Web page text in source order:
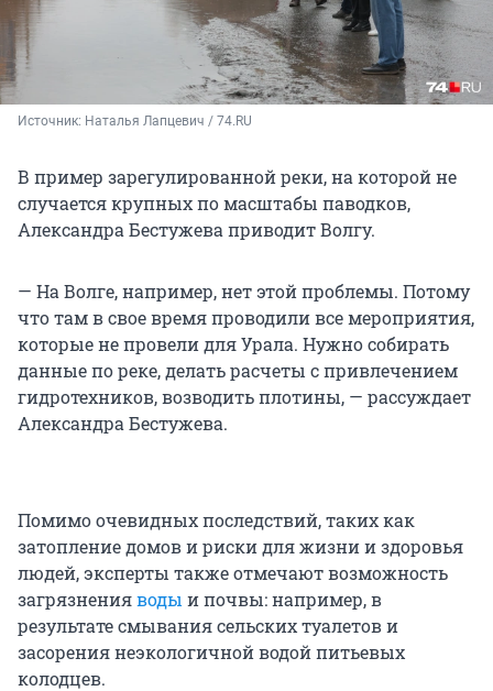
Источник: Наталья Лапцевич / 74.RU
В пример зарегулированной реки, на которой не
случается крупных по масштабы паводков,
Александра Бестужева приводит Волгу.
— На Волге, например, нет этой проблемы. Потому
что там в свое время проводили все мероприятия,
которые не провели для Урала. Нужно собирать
данные по реке, делать расчеты с привлечением
гидротехников, возводить плотины, — рассуждает
Александра Бестужева.
Помимо очевидных последствий, таких как
затопление домов и риски для жизни и здоровья
людей, эксперты также отмечают возможность
загрязненияводы и почвы: например, в
результате смывания сельских туалетов и
засорения неэкологичной водой питьевых
колодцев.